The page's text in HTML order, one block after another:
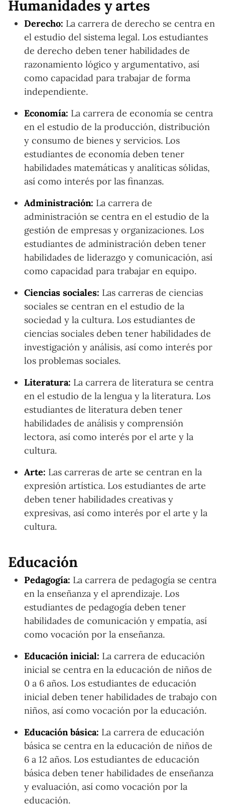
Humanidades y artes
Derecho: La carrera de derecho se centra en
el estudio del sistema legal. Los estudiantes
de derecho deben tener habilidades de
razonamiento lógico y argumentativo, así
como capacidad para trabajar de forma
independiente.
Economía: La carrera de economía se centra
en el estudio de la producción, distribución
y consumo de bienes y servicios. Los
estudiantes de economía deben tener
habilidades matemáticas y analíticas sólidas,
así como interés por las finanzas.
Administración: La carrera de
administración se centra en el estudio de la
gestión de empresas y organizaciones. Los
estudiantes de administración deben tener
habilidades de liderazgo y comunicación, así
como capacidad para trabajar en equipo.
Ciencias sociales: Las carreras de ciencias
sociales se centran en el estudio de la
sociedad y la cultura. Los estudiantes de
ciencias sociales deben tener habilidades de
investigación y análisis, así como interés por
los problemas sociales.
Literatura: La carrera de literatura se centra
en el estudio de la lengua y la literatura. Los
estudiantes de literatura deben tener
habilidades de análisis y comprensión
lectora, así como interés por el arte y la
cultura.
Arte: Las carreras de arte se centran en la
expresión artística. Los estudiantes de arte
deben tener habilidades creativas y
expresivas, así como interés por el arte y la
cultura.
Educación
Pedagogía: La carrera de pedagogía se centra
en la enseñanza y el aprendizaje. Los
estudiantes de pedagogía deben tener
habilidades de comunicación y empatía, así
como vocación por la enseñanza.
Educación inicial: La carrera de educación
inicial se centra en la educación de niños de
0 a 6 años. Los estudiantes de educación
inicial deben tener habilidades de trabajo con
niños, así como vocación por la educación.
Educación básica: La carrera de educación
básica se centra en la educación de niños de
6 a 12 años. Los estudiantes de educación
básica deben tener habilidades de enseñanza
y evaluación, así como vocación por la
educación.